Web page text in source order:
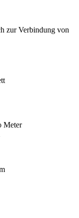
zur Verbindung von
Meter